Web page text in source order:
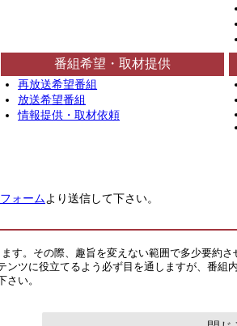
番組希望・取材提供
再放送希望番組
放送希望番組
情報提供・取材依頼
ォームより送信して下さい。
す。その際、趣旨を変えない範囲で多少要約
ンツに役立てるよう必ず目を通しますが、番
さい。